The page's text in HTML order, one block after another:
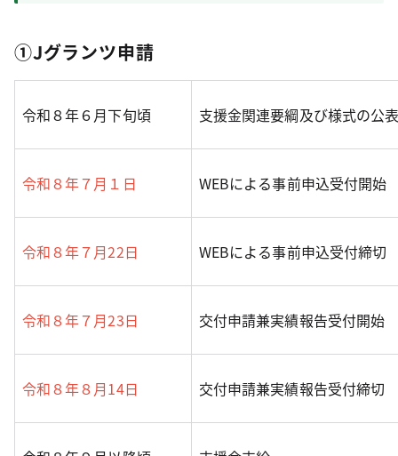
①Jグランツ申請
令和８年６月下旬頃 支援金関連要綱及び様式の公
令和８年７月１日 WEBによる事前申込受付開始
令和８年７月22日 WEBによる事前申込受付締切
令和８年７月23日 交付申請兼実績報告受付開始
令和８年８月14日 交付申請兼実績報告受付締切